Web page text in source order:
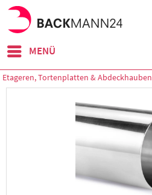
MENÜ
Etageren, Tortenplatten & Abdeckhauben